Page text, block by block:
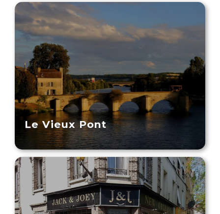
Le Vieux Pont